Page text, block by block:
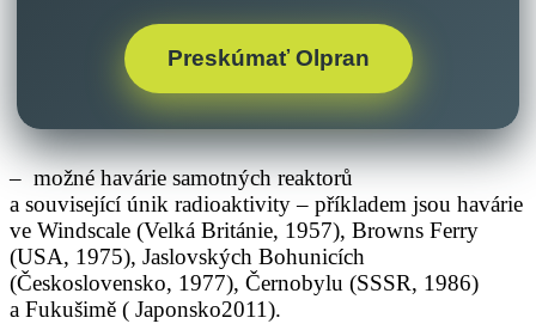
Preskúmať Olpran
– možné havárie samotných reaktorů
a související únik radioaktivity – příkladem jsou havárie
ve Windscale (Velká Británie, 1957), Browns Ferry
(USA, 1975), Jaslovských Bohunicích
(Československo, 1977), Černobylu (SSSR, 1986)
a Fukušimě ( Japonsko2011).